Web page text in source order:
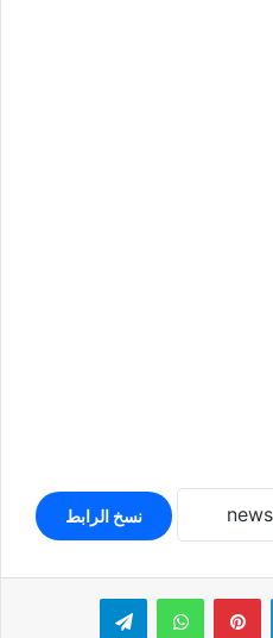
نسخ الرابط
لينكدإن بينتيريستواتساب تيلقرام